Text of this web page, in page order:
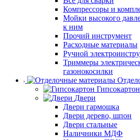
Компрессоры и
Мойки высокого
к ним
Прочий инструмент
Расходные материалы
Ручной
Триммеры
газонокосилки
Гипсокартон
Двери
Двери гармошка
Двери дерево, шпон
Двери стальные
Наличники МДФ